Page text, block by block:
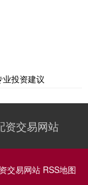
投资建议
资交易网站
交易网站 RSS地图